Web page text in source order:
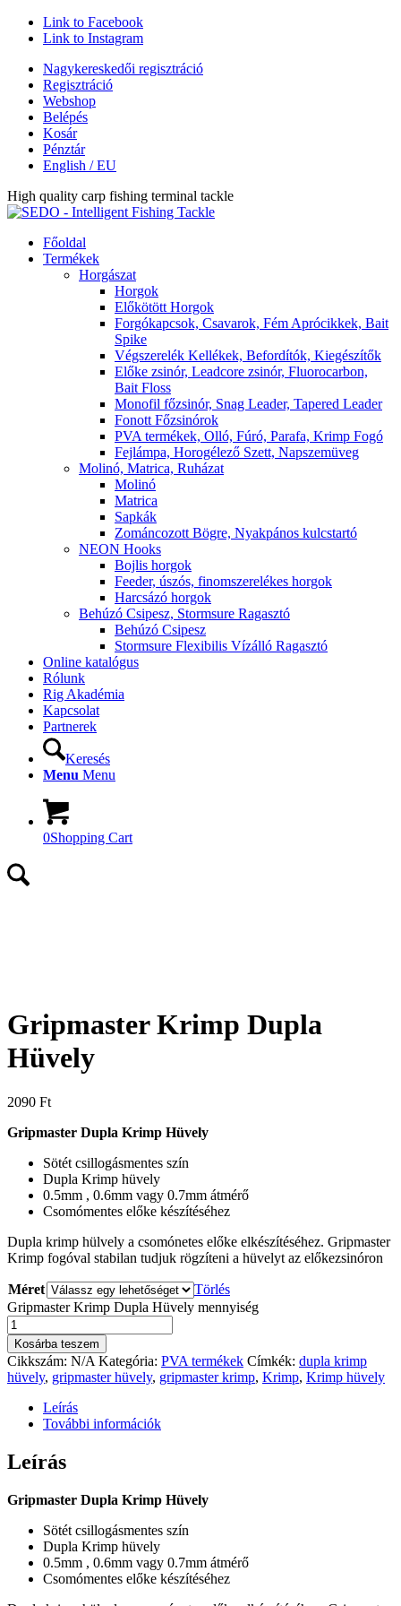
Link to Facebook
Link to Instagram
Nagykereskedői regisztráció
Regisztráció
Webshop
Belépés
Kosár
Pénztár
English / EU
High quality carp fishing terminal tackle
Főoldal
Termékek
Horgászat
Horgok
Előkötött Horgok
Forgókapcsok, Csavarok, Fém Aprócikkek, Bait
Spike
Végszerelék Kellékek, Befordítók, Kiegészítők
Előke zsinór, Leadcore zsinór, Fluorocarbon,
Bait Floss
Monofil főzsinór, Snag Leader, Tapered Leader
Fonott Főzsinórok
PVA termékek, Olló, Fúró, Parafa, Krimp Fogó
Fejlámpa, Horogélező Szett, Napszemüveg
Molinó, Matrica, Ruházat
Molinó
Matrica
Sapkák
Zománcozott Bögre, Nyakpános kulcstartó
NEON Hooks
Bojlis horgok
Feeder, úszós, finomszerelékes horgok
Harcsázó horgok
Behúzó Csipesz, Stormsure Ragasztó
Behúzó Csipesz
Stormsure Flexibilis Vízálló Ragasztó
Online katalógus
Rólunk
Rig Akadémia
Kapcsolat
Partnerek
Keresés
Menu Menu
0Shopping Cart
Gripmaster Krimp Dupla
Hüvely
2090 Ft
Gripmaster Dupla Krimp Hüvely
Sötét csillogásmentes szín
Dupla Krimp hüvely
0.5mm , 0.6mm vagy 0.7mm átmérő
Csomómentes előke készítéséhez
Dupla krimp hülvely a csomónetes előke elkészítéséhez. Gripmaster
Krimp fogóval stabilan tudjuk rögzíteni a hüvelyt az előkezsinóron
Méret
Törlés
Gripmaster Krimp Dupla Hüvely mennyiség
Kosárba teszem
Cikkszám: N/A Kategória: PVA termékek Címkék: dupla krimp
hüvely, gripmaster hüvely, gripmaster krimp, Krimp, Krimp hüvely
Leírás
További információk
Leírás
Gripmaster Dupla Krimp Hüvely
Sötét csillogásmentes szín
Dupla Krimp hüvely
0.5mm , 0.6mm vagy 0.7mm átmérő
Csomómentes előke készítéséhez